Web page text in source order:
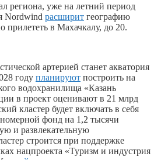
региона, уже на летний период
Nordwind расширит географию
прилететь в Махачкалу, до 20.
артерией станет акватория
году планируют построить на
водохранилища «Казань
в проект оценивают в 21 млрд
кластер будет включать в себя
фонд на 1,2 тысячи
и развлекательную
строится при поддержке
нацпроекта «Туризм и индустрия